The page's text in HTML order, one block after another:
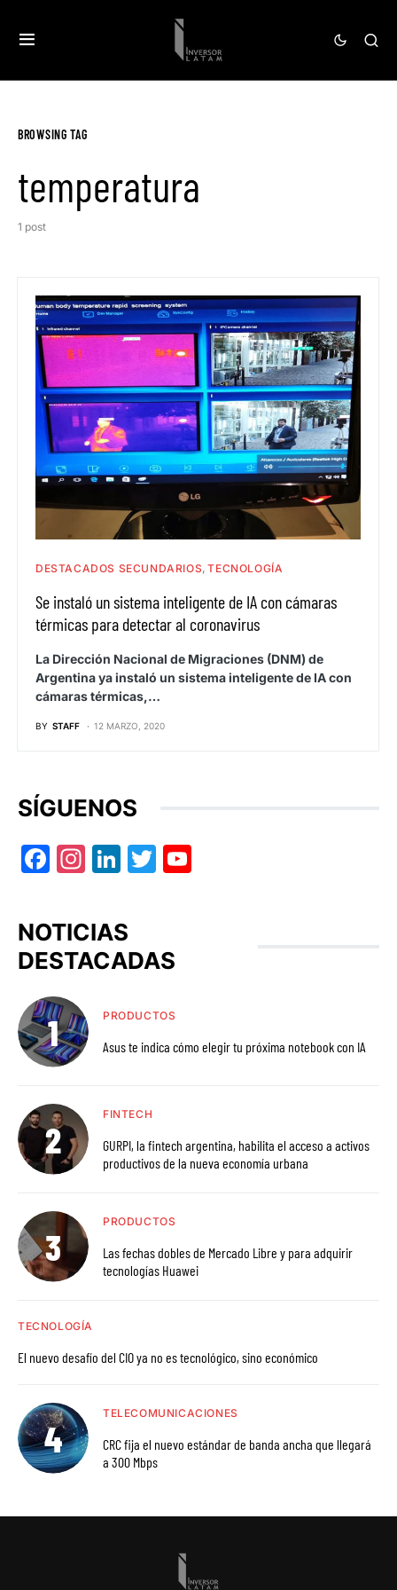
BROWSING TAG
temperatura
1 post
DESTACADOS SECUNDARIOS TECNOLOGÍA
Se instaló un sistema inteligente de IA con cámaras
térmicas para detectar al coronavirus
La Dirección Nacional de Migraciones (DNM) de
Argentina ya instaló un sistema inteligente de IA con
cámaras térmicas,…
BY STAFF 12 MARZO, 2020
SÍGUENOS
Facebook
Instagram
LinkedIn
Twitter
NOTICIAS
DESTACADAS
PRODUCTOS
Asus te indica cómo elegir tu próxima notebook con IA
FINTECH
GURPI, la fintech argentina, habilita el acceso a activos
productivos de la nueva economía urbana
PRODUCTOS
Las fechas dobles de Mercado Libre y para adquirir
tecnologías Huawei
TECNOLOGÍA
El nuevo desafío del CIO ya no es tecnológico, sino económico
TELECOMUNICACIONES
CRC fija el nuevo estándar de banda ancha que llegará
a 300 Mbps